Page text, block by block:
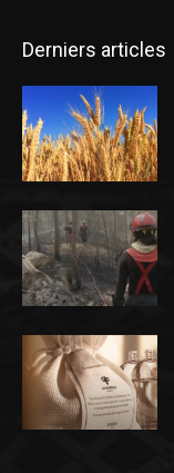
Derniers articles